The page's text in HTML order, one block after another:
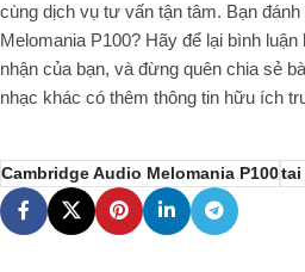
cùng dịch vụ tư vấn tận tâm. Bạn
Melomania P100? Hãy để lại bình
nhận của bạn, và đừng quên chia sẻ
nhạc khác có thêm thông tin hữu ích
Cambridge Audio Melomania P100tai